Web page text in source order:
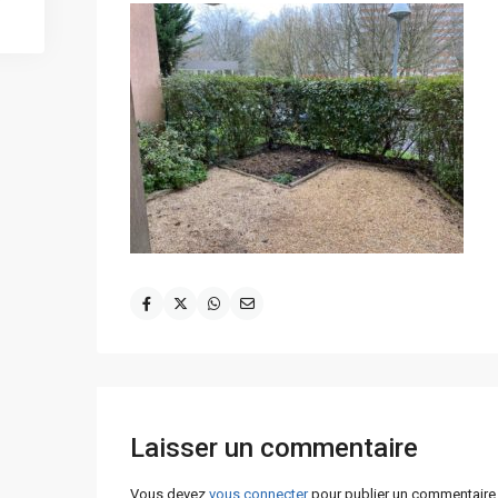
Laisser un commentaire
Vous devez vous connecterpour publier un commentaire.